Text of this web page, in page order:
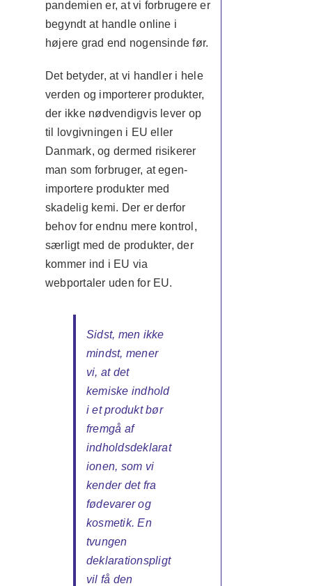
pandemien er, at vi forbrugere er
begyndt at handle online i
højere grad end nogensinde før.
Det betyder, at vi handler i hele
verden og importerer produkter,
der ikke nødvendigvis lever op
til lovgivningen i EU eller
Danmark, og dermed risikerer
man som forbruger, at egen-
importere produkter med
skadelig kemi. Der er derfor
behov for endnu mere kontrol,
særligt med de produkter, der
kommer ind i EU via
webportaler uden for EU.
Sidst, men ikke
mindst, mener
vi, at det
kemiske indhold
i et produkt bør
fremgå af
indholdsdeklarat
ionen, som vi
kender det fra
fødevarer og
kosmetik. En
tvungen
deklarationspligt
vil få den